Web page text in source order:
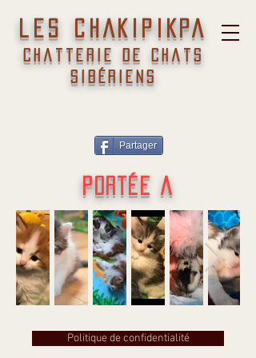
les CHAKIPIKPA
chatterie de chats
sibériens
Partager
PORTÉE A
Politique de confidentialité